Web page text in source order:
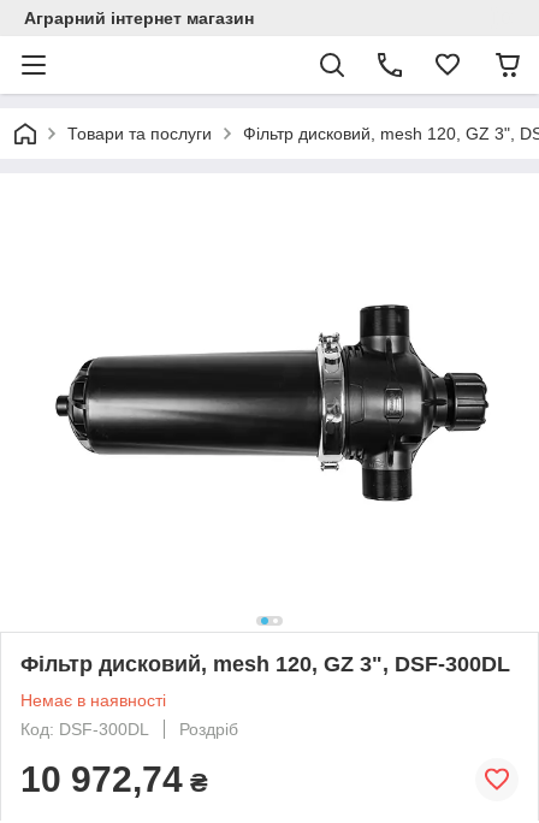
Аграрний інтернет магазин
Товари та послуги Фільтр дисковий, mesh 120, GZ 3",
Фільтр дисковий, mesh 120, GZ 3", DSF-300DL
Немає в наявності
Код: DSF-300DL
Роздріб
10 972,74 ₴